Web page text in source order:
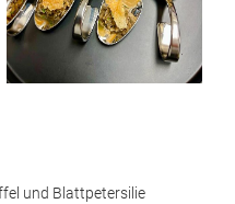
und Blattpetersilie